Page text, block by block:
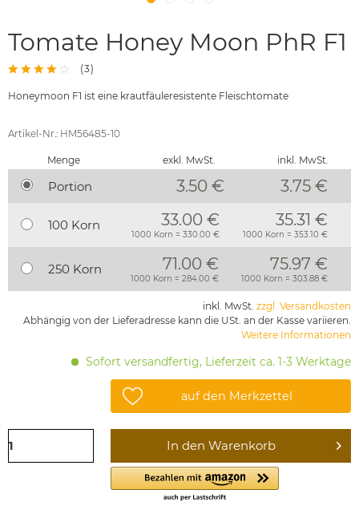
Tomate Honey Moon PhR F1
(3)
Honeymoon F1 ist eine krautfäuleresistente Fleischtomate
Artikel-Nr.: HM56485-10
Menge exkl. MwSt. inkl. MwSt.
Portion 3.50 € 3.75 €
100 Korn 33.00 €
1000 Korn = 330.00 €
35.31 €
1000 Korn = 353.10 €
250 Korn 71.00 €
1000 Korn = 284.00 €
75.97 €
1000 Korn = 303.88 €
inkl. MwSt. zzgl. Versandkosten
Abhängig von der Lieferadresse kann die USt. an der Kasse variieren.
Weitere Informationen
Sofort versandfertig, Lieferzeit ca. 1-3 Werktage
auf den Merkzettel
In den Warenkorb